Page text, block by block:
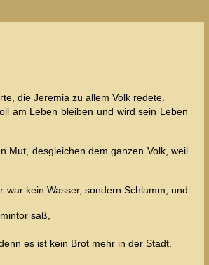
die Jeremia zu allem Volk redete.
am Leben bleiben und wird sein Leben
Mut, desgleichen dem ganzen Volk, weil
kein Wasser, sondern Schlamm, und
saß,
es ist kein Brot mehr in der Stadt.